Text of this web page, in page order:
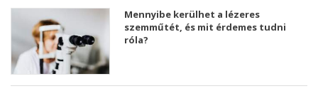
Mennyibe kerülhet a lézeres
szemműtét, és mit érdemes tudni
róla?